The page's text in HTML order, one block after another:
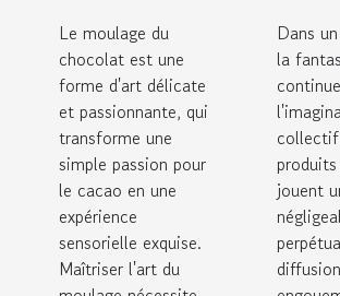
du
chocolat à
la maison
Le moulage du
chocolat est une
forme d'art délicate
et passionnante, qui
transforme une
simple passion pour
le cacao en une
expérience
sensorielle exquise.
Maîtriser l'art du
des
Dans
la
jouent